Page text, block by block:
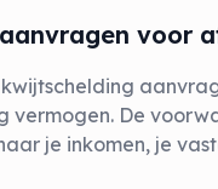
voor
vermogen. De
je inkomen, je